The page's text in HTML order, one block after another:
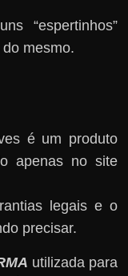
“espertinhos”
mesmo.
é um produto
apenas no site
legais e o
precisar.
utilizada para